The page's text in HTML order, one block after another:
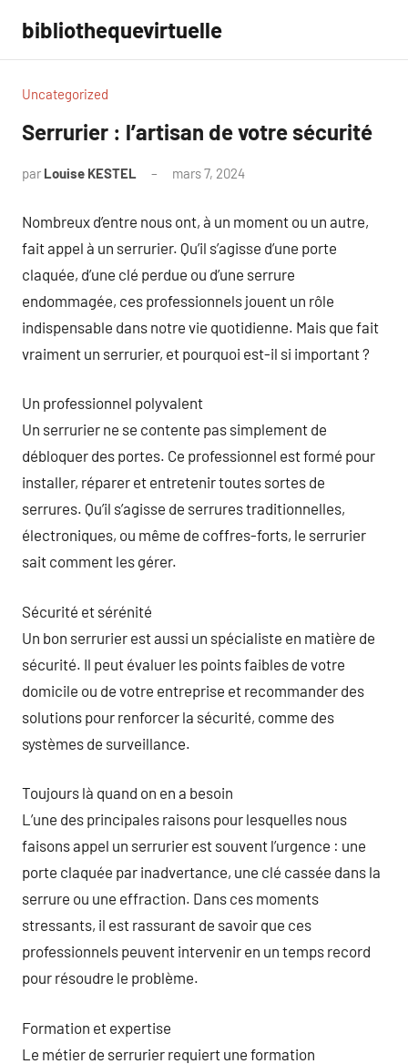
contenu
bibliothequevirtuelle
Uncategorized
Serrurier : l’artisan de votre sécurité
par Louise KESTEL mars 7, 2024
Nombreux d’entre nous ont, à un moment ou un autre,
fait appel à un serrurier. Qu’il s’agisse d’une porte
claquée, d’une clé perdue ou d’une serrure
endommagée, ces professionnels jouent un rôle
indispensable dans notre vie quotidienne. Mais que fait
vraiment un serrurier, et pourquoi est-il si important ?
Un professionnel polyvalent
Un serrurier ne se contente pas simplement de
débloquer des portes. Ce professionnel est formé pour
installer, réparer et entretenir toutes sortes de
serrures. Qu’il s’agisse de serrures traditionnelles,
électroniques, ou même de coffres-forts, le serrurier
sait comment les gérer.
Sécurité et sérénité
Un bon serrurier est aussi un spécialiste en matière de
sécurité. Il peut évaluer les points faibles de votre
domicile ou de votre entreprise et recommander des
solutions pour renforcer la sécurité, comme des
systèmes de surveillance.
Toujours là quand on en a besoin
L’une des principales raisons pour lesquelles nous
faisons appel un serrurier est souvent l’urgence : une
porte claquée par inadvertance, une clé cassée dans la
serrure ou une effraction. Dans ces moments
stressants, il est rassurant de savoir que ces
professionnels peuvent intervenir en un temps record
pour résoudre le problème.
Formation et expertise
Le métier de serrurier requiert une formation